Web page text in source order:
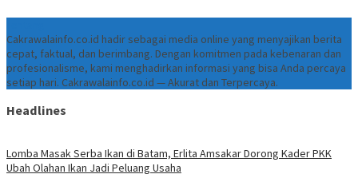
Cakrawalainfo.co.id hadir sebagai media online yang menyajikan berita
cepat, faktual, dan berimbang. Dengan komitmen pada kebenaran dan
profesionalisme, kami menghadirkan informasi yang bisa Anda percaya
setiap hari. Cakrawalainfo.co.id — Akurat dan Terpercaya.
Headlines
Lomba Masak Serba Ikan di Batam, Erlita Amsakar Dorong Kader PKK
Ubah Olahan Ikan Jadi Peluang Usaha